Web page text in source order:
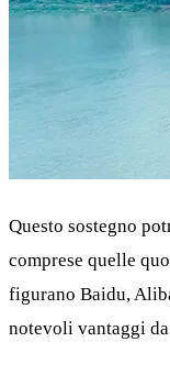
Questo sostegno
comprese quelle
figurano Baidu,
notevoli vantaggi